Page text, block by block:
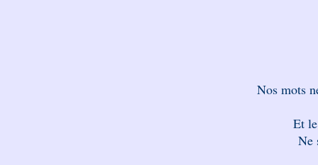
Nos mots
Et
Ne